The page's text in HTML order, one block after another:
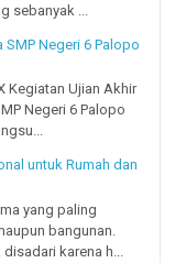
sebanyak ...
SMP Negeri 6 Palopo
Kegiatan Ujian Akhir
Negeri 6 Palopo
untuk Rumah dan
yang paling
bangunan.
karena h...